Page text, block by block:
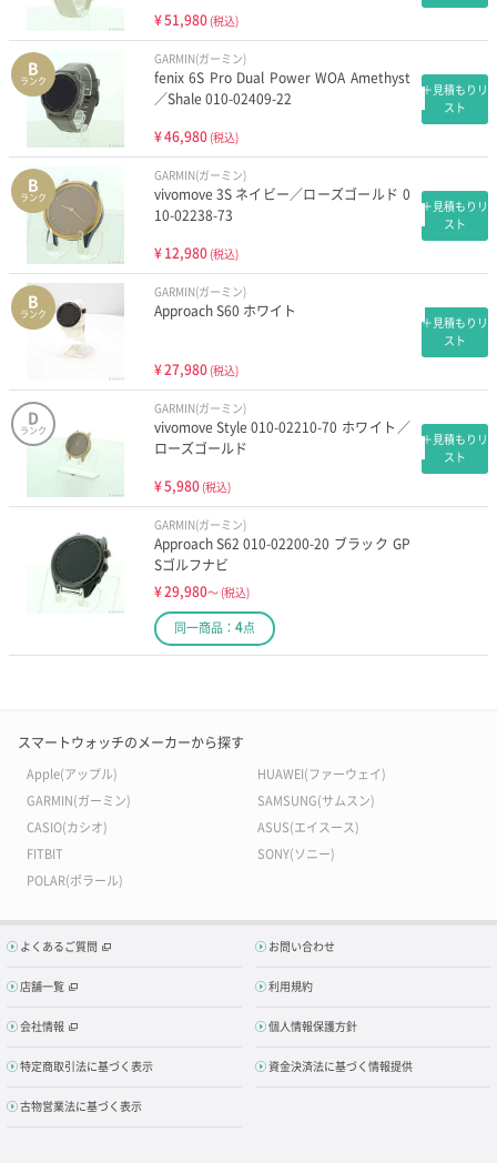
¥51,980 (税込)
B
ランク
GARMIN(ガーミン)
fenix 6S Pro Dual Power WOA Amethyst
／Shale 010-02409-22
¥46,980 (税込)
＋見積もりリ
スト
B
ランク
GARMIN(ガーミン)
vivomove 3S ネイビー／ローズゴールド 0
10-02238-73
¥12,980 (税込)
＋見積もりリ
スト
B
ランク
GARMIN(ガーミン)
Approach S60 ホワイト
¥27,980 (税込)
＋見積もりリ
スト
D
ランク
GARMIN(ガーミン)
vivomove Style 010-02210-70 ホワイト／
ローズゴールド
¥5,980 (税込)
＋見積もりリ
スト
GARMIN(ガーミン)
Approach S62 010-02200-20 ブラック GP
Sゴルフナビ
¥29,980～ (税込)
同一商品： 4点
スマートウォッチのメーカーから探す
Apple(アップル)
HUAWEI(ファーウェイ)
GARMIN(ガーミン)
SAMSUNG(サムスン)
CASIO(カシオ)
ASUS(エイスース)
FITBIT
SONY(ソニー)
POLAR(ポラール)
よくあるご質問 お問い合わせ
店舗一覧 利用規約
会社情報 個人情報保護方針
特定商取引法に基づく表示 資金決済法に基づく情報提供
古物営業法に基づく表示